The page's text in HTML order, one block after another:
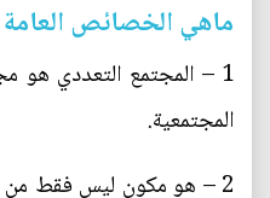
ماهي الخصائص العامة
1 – المجتمع التعددي هو
المجتمعية.
2 – هو مكون ليس فقط من